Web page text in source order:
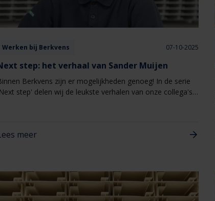
Werken bij Berkvens 07-10-2025
step: het verhaal van Sander Muijen
Berkvens zijn er mogelijkheden genoeg! In de serie
step' delen wij de leukste verhalen van onze collega's
meer